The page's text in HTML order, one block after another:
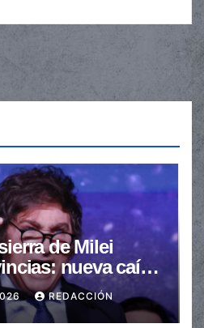
de Milei
nueva caída
no
REDACCIÓN